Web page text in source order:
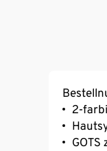
2-